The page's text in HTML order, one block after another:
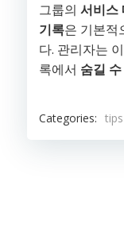
그룹의 서비스
기록은 기본적
다. 관리자는
록에서 숨길 수
Categories: tips